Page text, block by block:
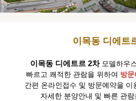
이목동 디에트
이목동 디에트르 2차모델하우
빠르고 쾌적한 관람을 위하여 방문
간편 온라인접수 및 방문예약을
자세한 분양안내 및 빠른 관람